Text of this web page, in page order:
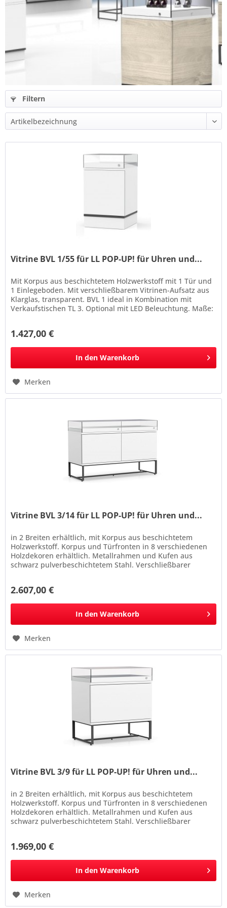
Filtern
Vitrine BVL 1/55 für LL POP-UP! für Uhren und...
Mit Korpus aus beschichtetem Holzwerkstoff mit 1 Tür und
1 Einlegeboden. Mit verschließbarem Vitrinen-Aufsatz aus
Klarglas, transparent. BVL 1 ideal in Kombination mit
Verkaufstischen TL 3. Optional mit LED Beleuchtung. Maße:
1.427,00 €
In den Warenkorb
Merken
Vitrine BVL 3/14 für LL POP-UP! für Uhren und...
in 2 Breiten erhältlich, mit Korpus aus beschichtetem
Holzwerkstoff. Korpus und Türfronten in 8 verschiedenen
Holzdekoren erhältlich. Metallrahmen und Kufen aus
schwarz pulverbeschichtetem Stahl. Verschließbarer
2.607,00 €
In den Warenkorb
Merken
Vitrine BVL 3/9 für LL POP-UP! für Uhren und...
in 2 Breiten erhältlich, mit Korpus aus beschichtetem
Holzwerkstoff. Korpus und Türfronten in 8 verschiedenen
Holzdekoren erhältlich. Metallrahmen und Kufen aus
schwarz pulverbeschichtetem Stahl. Verschließbarer
1.969,00 €
In den Warenkorb
Merken